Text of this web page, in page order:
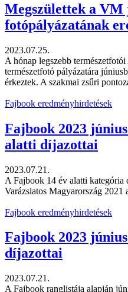
Megszülettek a VM
fotópályázatának
2023.07.25.
A hónap legszebb
természetfotó pályázatára
érkeztek. A szakmai zsűri
Fajbook eredményhirdetések
Fajbook 2023
alatti díjazottai
2023.07.21.
A Fajbook 14 év alatti
Varázslatos Magyarország
Fajbook eredményhirdetések
Fajbook 2023
díjazottai
2023.07.21.
A Fajbook ranglistája alapján